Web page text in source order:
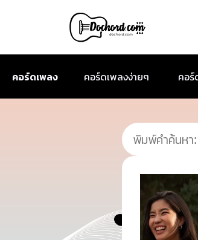
คอร์ดเพลง คอร์ดเพลงง่ายๆ คอร์